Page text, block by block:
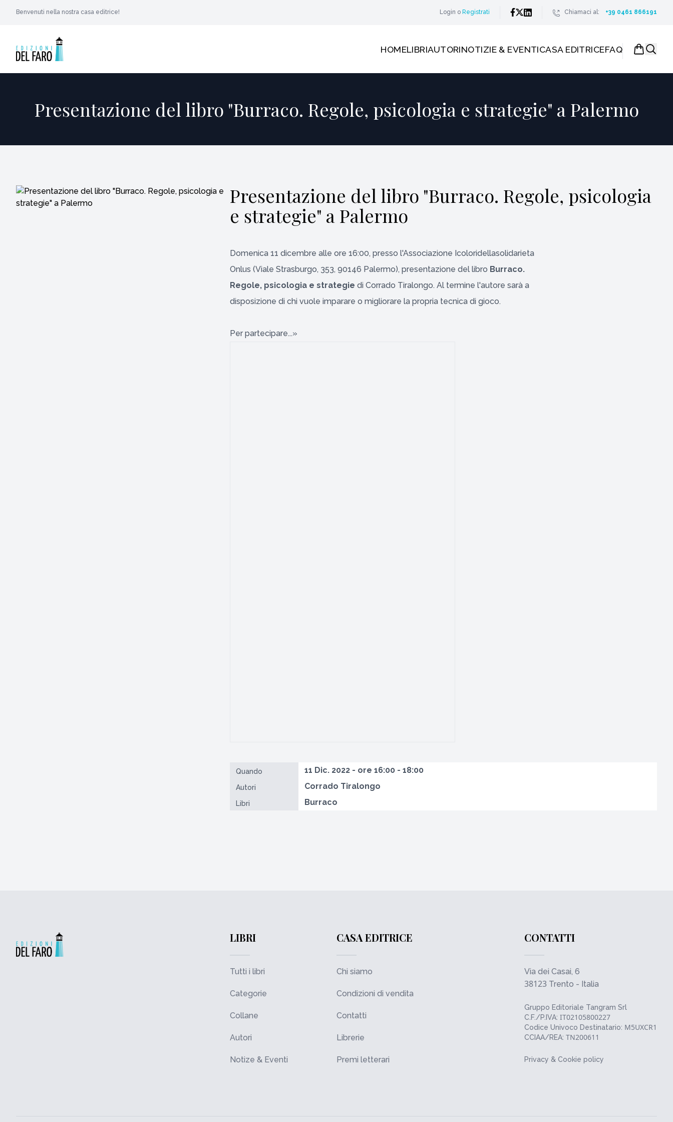
Benvenuti nella nostra casa editrice! Login o Registrati Chiamaci al: +39 0461 866191
HOMELIBRIAUTORINOTIZIE & EVENTICASA EDITRICEFAQ
Presentazione del libro "Burraco. Regole, psicologia e strategie" a Palermo
Presentazione del libro "Burraco. Regole, psicologia
e strategie" a Palermo
Domenica 11 dicembre alle ore 16:00, presso l'Associazione Icoloridellasolidarieta
Onlus (Viale Strasburgo, 353, 90146 Palermo), presentazione del libro Burraco.
Regole, psicologia e strategie di Corrado Tiralongo. Al termine l'autore sarà a
disposizione di chi vuole imparare o migliorare la propria tecnica di gioco.
Per partecipare...»
Quando 11 Dic. 2022 - ore 16:00 - 18:00
Autori Corrado Tiralongo
Libri Burraco
LIBRI
Tutti i libri
Categorie
Collane
Autori
Notize & Eventi
CASA EDITRICE
Chi siamo
Condizioni di vendita
Contatti
Librerie
Premi letterari
CONTATTI
Via dei Casai, 6
38123 Trento - Italia
Gruppo Editoriale Tangram Srl
C.F./P.IVA: IT02105800227
Codice Univoco Destinatario: M5UXCR1
CCIAA/REA: TN200611
Privacy & Cookie policy